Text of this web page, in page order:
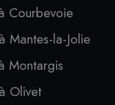
Courbevoie
Mantes-la-Jolie
Montargis
Olivet